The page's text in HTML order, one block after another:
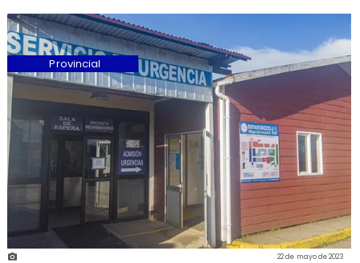
22 de mayo de 2023
Provincial